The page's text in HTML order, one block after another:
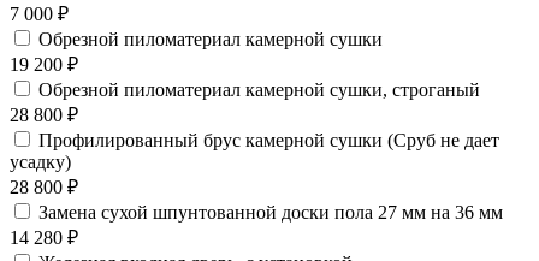
7 000 ₽
Обрезной пиломатериал камерной сушки
19 200 ₽
Обрезной пиломатериал камерной сушки, строганый
28 800 ₽
Профилированный брус камерной сушки (Сруб не дает
усадку)
28 800 ₽
Замена сухой шпунтованной доски пола 27 мм на 36 мм
14 280 ₽